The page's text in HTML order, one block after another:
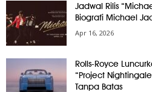
Jadwal Rilis
Biografi Michael
Apr 16, 2026
Rolls-Royce
“Project
Tanpa Batas